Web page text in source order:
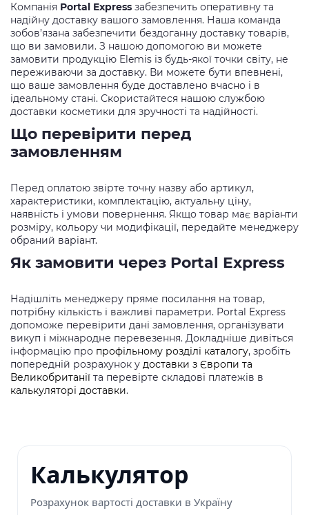
Компанія Portal Express забезпечить оперативну та
надійну доставку вашого замовлення. Наша команда
зобов’язана забезпечити бездоганну доставку товарів,
що ви замовили. З нашою допомогою ви можете
замовити продукцію Elemis із будь-якої точки світу, не
переживаючи за доставку. Ви можете бути впевнені,
що ваше замовлення буде доставлено вчасно і в
ідеальному стані. Скористайтеся нашою службою
доставки косметики для зручності та надійності.
Що перевірити перед
замовленням
Перед оплатою звірте точну назву або артикул,
характеристики, комплектацію, актуальну ціну,
наявність і умови повернення. Якщо товар має варіанти
розміру, кольору чи модифікації, передайте менеджеру
обраний варіант.
Як замовити через Portal Express
Надішліть менеджеру пряме посилання на товар,
потрібну кількість і важливі параметри. Portal Express
допоможе перевірити дані замовлення, організувати
викуп і міжнародне перевезення. Докладніше дивіться
інформацію про профільному розділі каталогу, зробіть
попередній розрахунок у доставки з Європи та
Великобританії та перевірте складові платежів в
калькуляторі доставки.
Калькулятор
Розрахунок вартості доставки в Україну